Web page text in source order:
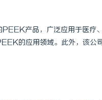
产品，广泛应用于医疗
的应用领域。此外，该公